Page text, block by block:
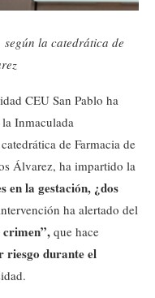
la catedrática de
CEU San Pablo ha
Inmaculada
de Farmacia de
Álvarez, ha impartido la
en la gestación, ¿dos
ha alertado del
que hace
riesgo durante el